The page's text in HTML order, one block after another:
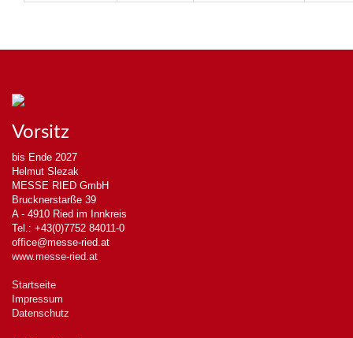
Vorsitz
bis Ende 2027
Helmut Slezak
MESSE RIED GmbH
Brucknerstarße 39
A - 4910 Ried im Innkreis
Tel.: +43(0)7752 84011-0
office@messe-ried.at
www.messe-ried.at
Startseite
Impressum
Datenschutz